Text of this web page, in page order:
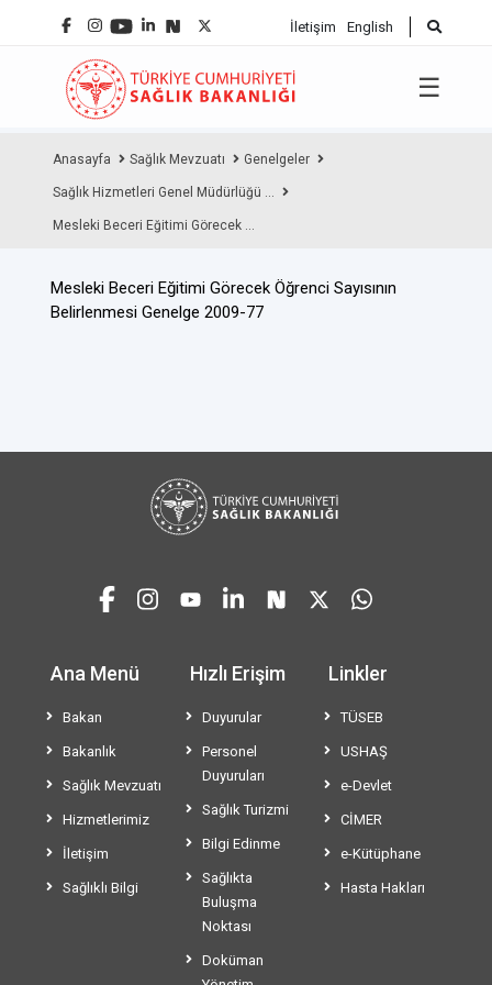
İletişim English
☰
Anasayfa Sağlık Mevzuatı Genelgeler
Sağlık Hizmetleri Genel Müdürlüğü ...
Mesleki Beceri Eğitimi Görecek ...
Mesleki Beceri Eğitimi Görecek Öğrenci Sayısının
Belirlenmesi Genelge 2009-77
Ana Menü
Bakan
Bakanlık
Sağlık Mevzuatı
Hizmetlerimiz
İletişim
Sağlıklı Bilgi
Hızlı Erişim
Duyurular
Personel
Duyuruları
Sağlık Turizmi
Bilgi Edinme
Sağlıkta
Buluşma
Noktası
Doküman
Linkler
TÜSEB
USHAŞ
e-Devlet
CİMER
e-Kütüphane
Hasta Hakları